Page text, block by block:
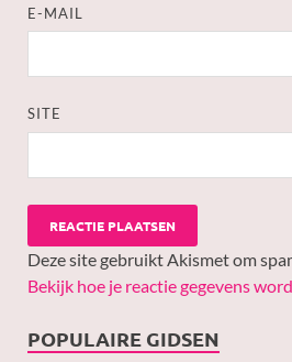
E-MAIL
SITE
Deze site gebruikt Akismet om
Bekijk hoe je reactie gegevens
POPULAIRE GIDSEN